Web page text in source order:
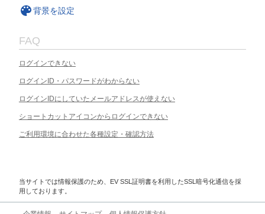
背景を設定
FAQ
ログインできない
ログインID・パスワードがわからない
ログインIDにしていたメールアドレスが使えない
ショートカットアイコンからログインできない
ご利用環境に合わせた各種設定・確認方法
当サイトでは情報保護のため、EV SSL証明書を利用したSSL暗号化通信を採
用しております。